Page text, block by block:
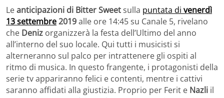
Leanticipazioni di Bitter Sweetsulla puntata di venerdì
13 settembre2019alle ore 14:45 su Canale 5, rivelano
che Deniz organizzerà la festa dell’Ultimo del anno
all’interno del suo locale. Qui tutti i musicisti si
alterneranno sul palco per intrattenere gli ospiti al
ritmo di musica. In questo frangente, i protagonisti della
serie tv appariranno felici e contenti, mentre i cattivi
saranno affidati alla giustizia. Proprio per Ferit e Nazli il